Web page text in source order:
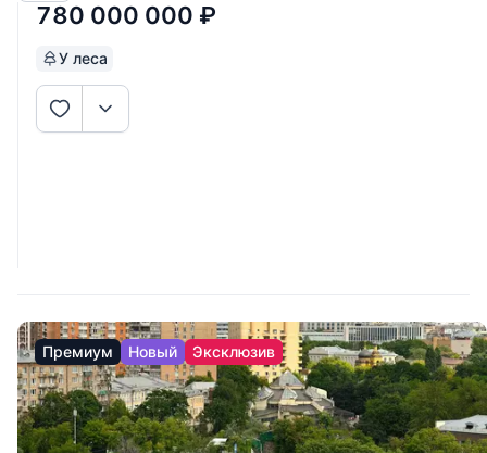
расположением у леса в
780 000 000 ₽
У леса
Премиум Новый Эксклюзив